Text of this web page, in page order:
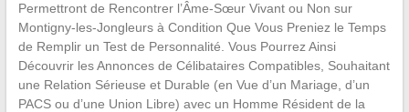
Permettront de Rencontrer l’Âme-Sœur Vivant ou Non sur
Montigny-les-Jongleurs à Condition Que Vous Preniez le Temps
de Remplir un Test de Personnalité. Vous Pourrez Ainsi
Découvrir les Annonces de Célibataires Compatibles, Souhaitant
une Relation Sérieuse et Durable (en Vue d’un Mariage, d’un
PACS ou d’une Union Libre) avec un Homme Résident de la